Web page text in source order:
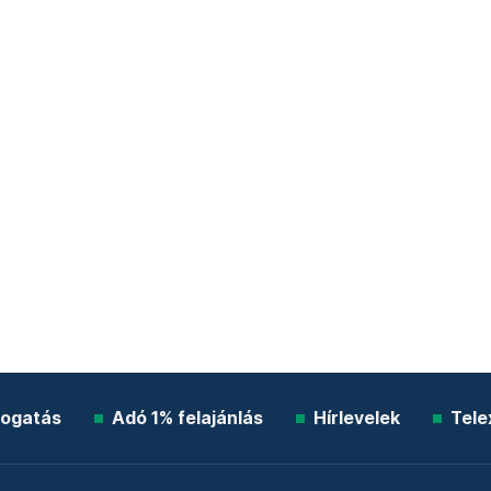
Adó 1% felajánlás Hírlevelek